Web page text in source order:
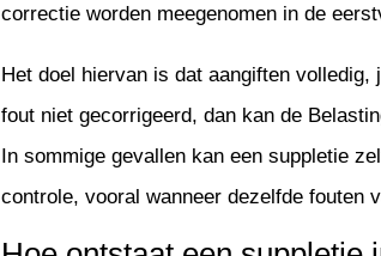
correctie worden meegenomen in de
Het doel hiervan is dat aangiften
fout niet gecorrigeerd, dan kan de
In sommige gevallen kan een suppletie
controle, vooral wanneer dezelfde fouten